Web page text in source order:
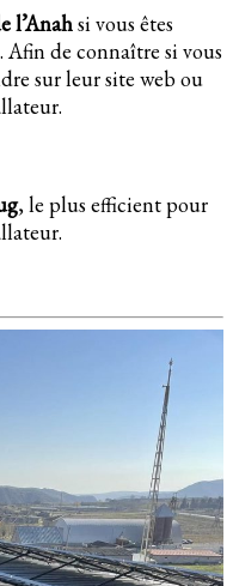
l’Anahsi vous êtes
Afin de connaître si vous
sur leur site web ou
, le plus efficient pour